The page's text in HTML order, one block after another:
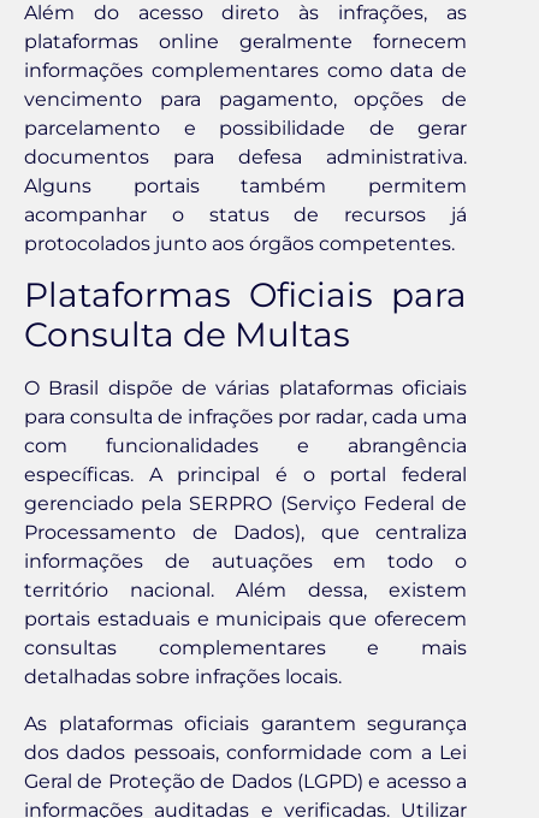
Além do acesso direto às infrações, as
plataformas online geralmente fornecem
informações complementares como data de
vencimento para pagamento, opções de
parcelamento e possibilidade de gerar
documentos para defesa administrativa.
Alguns portais também permitem
acompanhar o status de recursos já
protocolados junto aos órgãos competentes.
Plataformas Oficiais para
Consulta de Multas
O Brasil dispõe de várias plataformas oficiais
para consulta de infrações por radar, cada uma
com funcionalidades e abrangência
específicas. A principal é o portal federal
gerenciado pela SERPRO (Serviço Federal de
Processamento de Dados), que centraliza
informações de autuações em todo o
território nacional. Além dessa, existem
portais estaduais e municipais que oferecem
consultas complementares e mais
detalhadas sobre infrações locais.
As plataformas oficiais garantem segurança
dos dados pessoais, conformidade com a Lei
Geral de Proteção de Dados (LGPD) e acesso a
informações auditadas e verificadas. Utilizar